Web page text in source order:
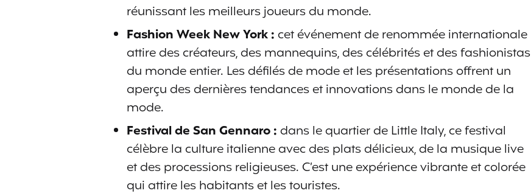
réunissant les meilleurs joueurs du monde.
Fashion Week New York : cet événement de renommée internationale
attire des créateurs, des mannequins, des célébrités et des fashionistas
du monde entier. Les défilés de mode et les présentations offrent un
aperçu des dernières tendances et innovations dans le monde de la
mode.
Festival de San Gennaro :dans le quartier de Little Italy, ce festival
célèbre la culture italienne avec des plats délicieux, de la musique live
et des processions religieuses. C’est une expérience vibrante et colorée
qui attire les habitants et les touristes.